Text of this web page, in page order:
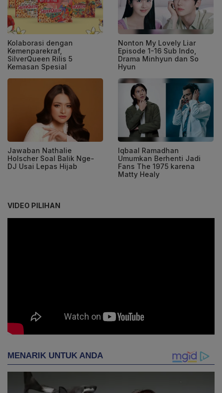
Kolaborasi dengan
Kemenparekraf,
SilverQueen Rilis 5
Kemasan Spesial
Nonton My Lovely Liar
Episode 1-16 Sub Indo,
Drama Minhyun dan So
Hyun
Jawaban Nathalie
Holscher Soal Balik Nge-
DJ Usai Lepas Hijab
Iqbaal Ramadhan
Umumkan Berhenti Jadi
Fans The 1975 karena
Matty Healy
VIDEO PILIHAN